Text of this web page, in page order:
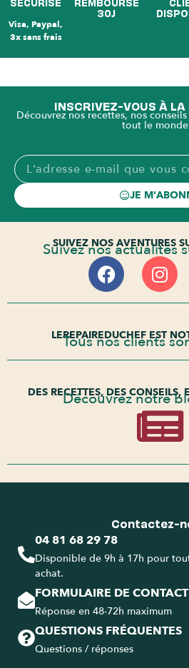
Visa, Paypal,
3x sans frais
30J
INSCRIVEZ-VOUS À LA
Découvrez nos recettes, nos
tout le
JE
SUIVEZ NOS AVENTURES
Suivez nos actualités
LEREPAIREDUCHEF EST
Tous nos clients
DES RECETTES, DES CONSEILS,
Découvrez notre
Contactez-
04 81 68 29 78
Disponible de 9h à 17h pour
achat.
FORMULAIRE DE CONTACT
Réponse en 48-72h maximum
QUESTIONS FRÉQUENTES
Questions / réponses